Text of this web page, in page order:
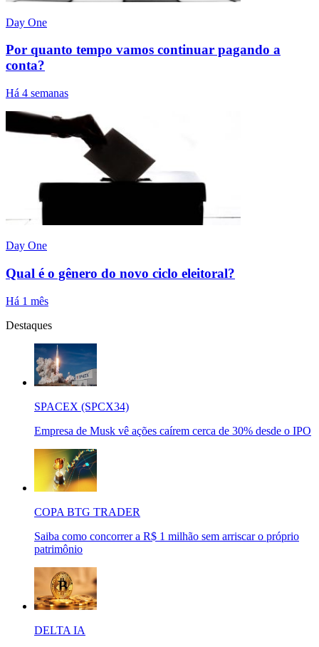
Day One
Por quanto tempo vamos continuar pagando a
conta?
Há 4 semanas
Day One
Qual é o gênero do novo ciclo eleitoral?
Há 1 mês
Destaques
SPACEX (SPCX34)
Empresa de Musk vê ações caírem cerca de 30% desde o IPO
COPA BTG TRADER
Saiba como concorrer a R$ 1 milhão sem arriscar o próprio
patrimônio
DELTA IA